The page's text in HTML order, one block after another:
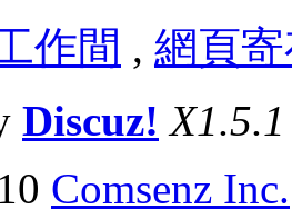
作間 , 網頁
Discuz! X1.5.1
Comsenz Inc.